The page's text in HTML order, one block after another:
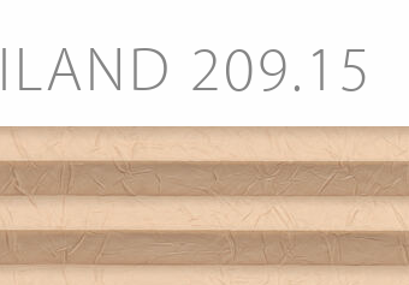
209.15